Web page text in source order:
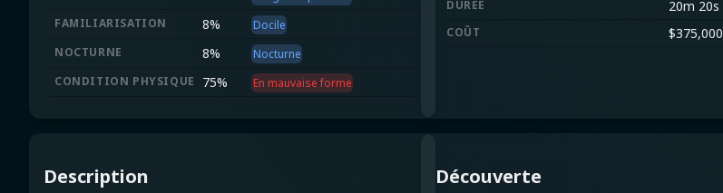
DURÉE 20m 20s
COÛT $375,000
FAMILIARISATION
8%
Docile
NOCTURNE
8%
Nocturne
CONDITION PHYSIQUE
75% En mauvaise forme
Description Découverte